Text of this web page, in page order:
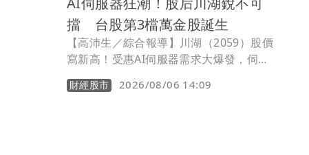
擋 台股第3檔萬金股誕生
【高沛生／綜合報導】川湖（2059）股價
寫新高！受惠AI伺服器需求大爆發，伺服
器滑軌廠川湖自COMPUTEX台北國際電
腦展點火，在次世代GB200機櫃重達上
財經股市 2026/08/06 14:09